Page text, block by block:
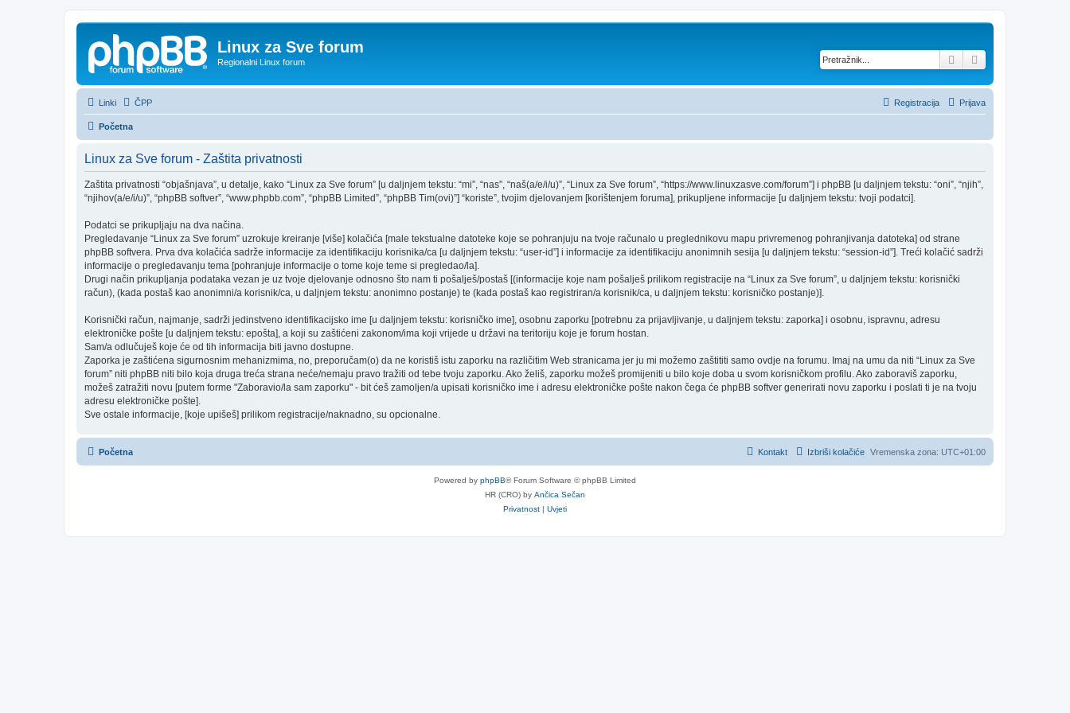
Linux za Sve forum
Regionalni Linux forum Pretražnik
Linki ČPP Prijava
Registracija
Početna
Linux za Sve forum - Zaštita privatnosti
Zaštita privatnosti “objašnjava”, u detalje, kako “Linux za Sve forum” [u daljnjem tekstu: “mi”, “nas”, “naš(a/e/i/u)”, “Linux za Sve forum”, “https://www.linuxzasve.com/forum”] i phpBB [u daljnjem tekstu: “oni”, “njih”,
“njihov(a/e/i/u)”, “phpBB softver”, “www.phpbb.com”, “phpBB Limited”, “phpBB Tim(ovi)”] “koriste”, tvojim djelovanjem [korištenjem foruma], prikupljene informacije [u daljnjem tekstu: tvoji podatci].
Podatci se prikupljaju na dva načina.
Pregledavanje “Linux za Sve forum” uzrokuje kreiranje [više] kolačića [male tekstualne datoteke koje se pohranjuju na tvoje računalo u preglednikovu mapu privremenog pohranjivanja datoteka] od strane
phpBB softvera. Prva dva kolačića sadrže informacije za identifikaciju korisnika/ca [u daljnjem tekstu: “user-id”] i informacije za identifikaciju anonimnih sesija [u daljnjem tekstu: “session-id”]. Treći kolačić sadrži
informacije o pregledavanju tema [pohranjuje informacije o tome koje teme si pregledao/la].
Drugi način prikupljanja podataka vezan je uz tvoje djelovanje odnosno što nam ti pošalješ/postaš [(informacije koje nam pošalješ prilikom registracije na “Linux za Sve forum”, u daljnjem tekstu: korisnički
račun), (kada postaš kao anonimni/a korisnik/ca, u daljnjem tekstu: anonimno postanje) te (kada postaš kao registriran/a korisnik/ca, u daljnjem tekstu: korisničko postanje)].
Korisnički račun, najmanje, sadrži jedinstveno identifikacijsko ime [u daljnjem tekstu: korisničko ime], osobnu zaporku [potrebnu za prijavljivanje, u daljnjem tekstu: zaporka] i osobnu, ispravnu, adresu
elektroničke pošte [u daljnjem tekstu: epošta], a koji su zaštićeni zakonom/ima koji vrijede u državi na teritoriju koje je forum hostan.
Sam/a odlučuješ koje će od tih informacija biti javno dostupne.
Zaporka je zaštićena sigurnosnim mehanizmima, no, preporučam(o) da ne koristiš istu zaporku na različitim Web stranicama jer ju mi možemo zaštititi samo ovdje na forumu. Imaj na umu da niti “Linux za Sve
forum” niti phpBB niti bilo koja druga treća strana neće/nemaju pravo tražiti od tebe tvoju zaporku. Ako želiš, zaporku možeš promijeniti u bilo koje doba u svom korisničkom profilu. Ako zaboraviš zaporku,
možeš zatražiti novu [putem forme "Zaboravio/la sam zaporku" - bit ćeš zamoljen/a upisati korisničko ime i adresu elektroničke pošte nakon čega će phpBB softver generirati novu zaporku i poslati ti je na tvoju
adresu elektroničke pošte].
Sve ostale informacije, [koje upišeš] prilikom registracije/naknadno, su opcionalne.
Početna Vremenska zona: UTC+01:00
Izbriši kolačiće
Kontakt
Powered by phpBB® Forum Software © phpBB Limited
HR (CRO) by Ančica Sečan
Privatnost | Uvjeti